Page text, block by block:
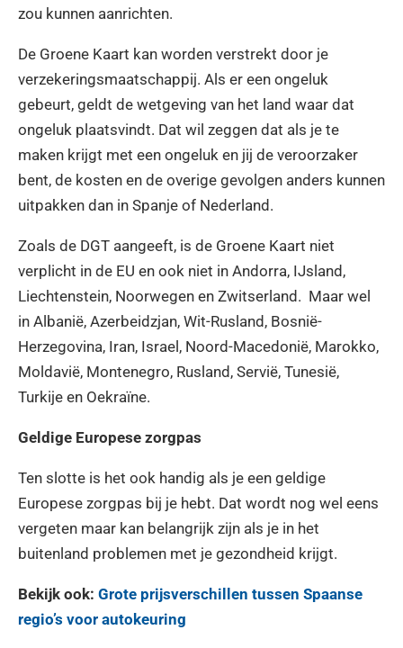
zou kunnen aanrichten.
De Groene Kaart kan worden verstrekt door je
verzekeringsmaatschappij. Als er een ongeluk
gebeurt, geldt de wetgeving van het land waar dat
ongeluk plaatsvindt. Dat wil zeggen dat als je te
maken krijgt met een ongeluk en jij de veroorzaker
bent, de kosten en de overige gevolgen anders kunnen
uitpakken dan in Spanje of Nederland.
Zoals de DGT aangeeft, is de Groene Kaart niet
verplicht in de EU en ook niet in Andorra, IJsland,
Liechtenstein, Noorwegen en Zwitserland. Maar wel
in Albanië, Azerbeidzjan, Wit-Rusland, Bosnië-
Herzegovina, Iran, Israel, Noord-Macedonië, Marokko,
Moldavië, Montenegro, Rusland, Servië, Tunesië,
Turkije en Oekraïne.
Geldige Europese zorgpas
Ten slotte is het ook handig als je een geldige
Europese zorgpas bij je hebt. Dat wordt nog wel eens
vergeten maar kan belangrijk zijn als je in het
buitenland problemen met je gezondheid krijgt.
Bekijk ook: Grote prijsverschillen tussen Spaanse
regio’s voor autokeuring